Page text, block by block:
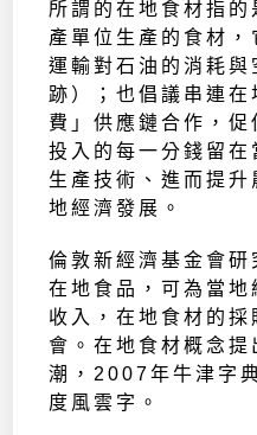
所謂的在地食材指
產單位生產的食材
運輸對石油的消耗與
跡）；也倡議串連
費」供應鏈合作，
投入的每一分錢留
生產技術、進而提
地經濟發展。
倫敦新經濟基金會研
在地食品，可為當地
收入，在地食材的
會。在地食材概念
潮，2007年牛津字
度風雲字。